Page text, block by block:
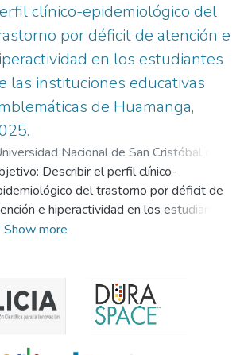
clínico-epidemiológico del
por déficit de atención e
en los estudiantes
las instituciones educativas
de Huamanga,
Nacional de San Cristóbal de
,2025)Garcia Najarro, Luz
;Huincho Escalante, Liseth Yanina;
Castillo, Alex Darwing
Describir el perfil clínico-
del trastorno por déficit de
e hiperactividad en los estudiantes
las instituciones educativas
no experimental. Se tuvo una
147 estudiantes inscritos en el
vacacional 2025 de las
educativas emblemáticas de
Show more